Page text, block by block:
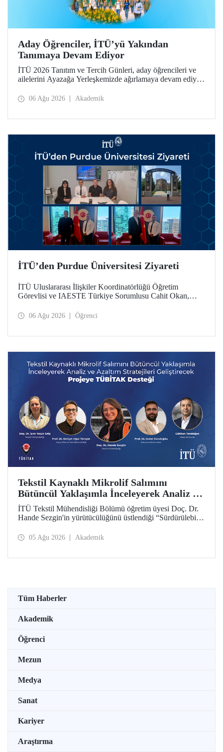
Aday Öğrenciler, İTÜ’yü Yakından
Tanımaya Devam Ediyor
İTÜ 2026 Tanıtım ve Tercih Günleri, aday öğrencileri ve
ailelerini Ayazağa Yerleşkemizde ağırlamaya devam ediyor.
ilgili fakülte ve birimler adaylara bilgi vermeye devam
06 Ağu 2026 Akademik
İTÜ’den Purdue Üniversitesi Ziyareti
İTÜ Uluslararası İlişkiler Koordinatörlüğü Öğretim
Görevlisi ve IAESTE Türkiye Sorumlusu Cahit Okan,
Temmuz tarihlerinde ABD’de dünyanın önde gelen
06 Ağu 2026 Öğrenci
Tekstil Kaynaklı Mikrolif Salımını
Bütüncül Yaklaşımla İnceleyerek Analiz ve
Azaltım Stratejileri Geliştirecek Projeye
TÜBİTAK Desteği
İTÜ Tekstil Mühendisliği Bölümü öğretim üyesi Doç. Dr.
Hande Sezgin'in yürütücülüğünü üstlendiği “Sürdürülebilir
Koşullarına Bağlı Mikrolif Salımı: Aşınma, UV Maruziyeti
05 Ağu 2026 Akademik
Tüm Haberler
Akademik
Öğrenci
Mezun
Medya
Sanat
Kariyer
Araştırma